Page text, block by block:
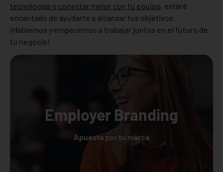
tecnologías o conectar mejor con tu equipo, estaré
encantado de ayudarte a alcanzar tus objetivos.
¡Hablemos y empecemos a trabajar juntos en el futuro de
tu negocio!
Employer Branding
Apuesta por tu marca